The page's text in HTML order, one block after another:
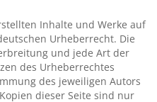
Inhalte und Werke auf
Urheberrecht. Die
und jede Art der
des Urheberrechtes
des jeweiligen Autors
dieser Seite sind nur